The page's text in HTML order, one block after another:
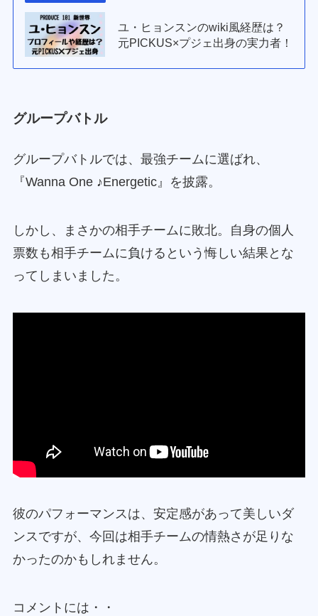
ユ・ヒョンスンのwiki風経歴は？
元PICKUS×プジェ出身の実力者！
グループバトル
グループバトルでは、最強チームに選ばれ、
『Wanna One ♪Energetic』を披露。
しかし、まさかの相手チームに敗北。自身の個人
票数も相手チームに負けるという悔しい結果とな
ってしまいました。
彼のパフォーマンスは、安定感があって美しいダ
ンスですが、今回は相手チームの情熱さが足りな
かったのかもしれません。
コメントには・・